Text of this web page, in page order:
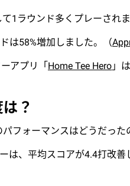
1ラウンド多くプレーされ
は58%増加しました。（
アプリ「Home Tee Hero 」
？
フォーマンスはどうだった
は、平均スコアが4.4打改